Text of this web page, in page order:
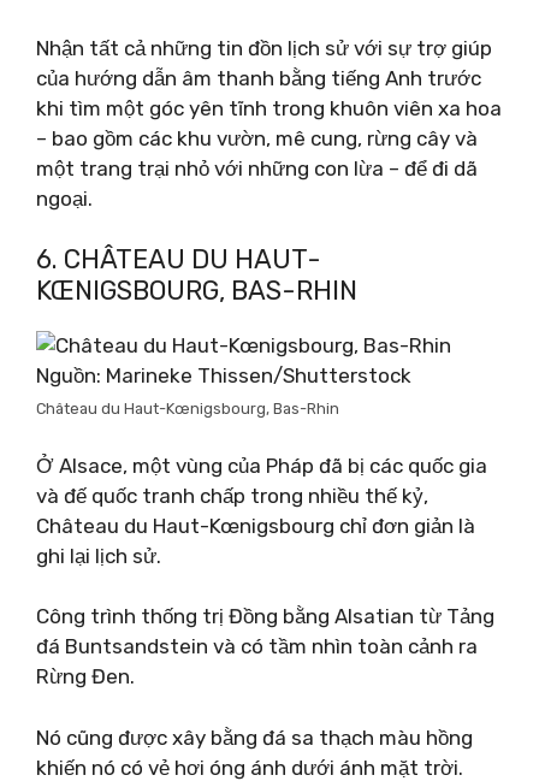
Nhận tất cả những tin đồn lịch sử với sự trợ giúp
của hướng dẫn âm thanh bằng tiếng Anh trước
khi tìm một góc yên tĩnh trong khuôn viên xa hoa
– bao gồm các khu vườn, mê cung, rừng cây và
một trang trại nhỏ với những con lừa – để đi dã
ngoại.
6. CHÂTEAU DU HAUT-
KŒNIGSBOURG, BAS-RHIN
Nguồn: Marineke Thissen/Shutterstock
Château du Haut-Kœnigsbourg, Bas-Rhin
Ở Alsace, một vùng của Pháp đã bị các quốc gia
và đế quốc tranh chấp trong nhiều thế kỷ,
Château du Haut-Kœnigsbourg chỉ đơn giản là
ghi lại lịch sử.
Công trình thống trị Đồng bằng Alsatian từ Tảng
đá Buntsandstein và có tầm nhìn toàn cảnh ra
Rừng Đen.
Nó cũng được xây bằng đá sa thạch màu hồng
khiến nó có vẻ hơi óng ánh dưới ánh mặt trời.